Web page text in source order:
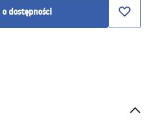
o dostępności